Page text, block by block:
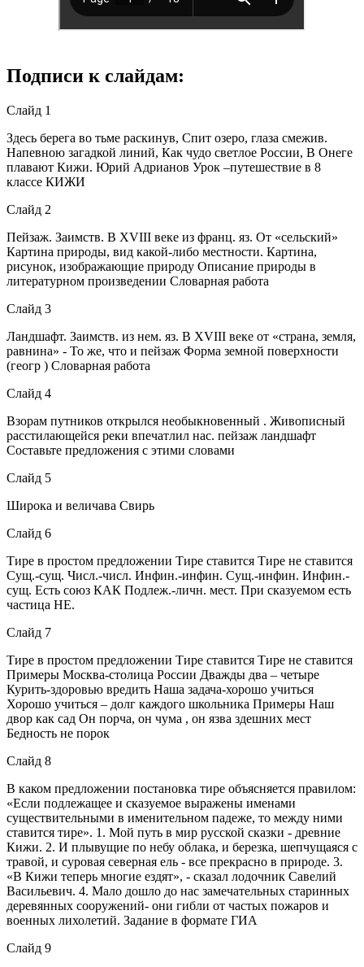
Подписи к слайдам:
Слайд 1
Здесь берега во тьме раскинув, Спит озеро, глаза смежив.
Напевною загадкой линий, Как чудо светлое России, В Онеге
плавают Кижи. Юрий Адрианов Урок –путешествие в 8
классе КИЖИ
Слайд 2
Пейзаж. Заимств. В XVIII веке из франц. яз. От «сельский»
Картина природы, вид какой-либо местности. Картина,
рисунок, изображающие природу Описание природы в
литературном произведении Словарная работа
Слайд 3
Ландшафт. Заимств. из нем. яз. В XVIII веке от «страна, земля,
равнина» - То же, что и пейзаж Форма земной поверхности
(геогр ) Словарная работа
Слайд 4
Взорам путников открылся необыкновенный . Живописный
расстилающейся реки впечатлил нас. пейзаж ландшафт
Составьте предложения с этими словами
Слайд 5
Широка и величава Свирь
Слайд 6
Тире в простом предложении Тире ставится Тире не ставится
Сущ.-сущ. Числ.-числ. Инфин.-инфин. Сущ.-инфин. Инфин.-
сущ. Есть союз КАК Подлеж.-личн. мест. При сказуемом есть
частица НЕ.
Слайд 7
Тире в простом предложении Тире ставится Тире не ставится
Примеры Москва-столица России Дважды два – четыре
Курить-здоровью вредить Наша задача-хорошо учиться
Хорошо учиться – долг каждого школьника Примеры Наш
двор как сад Он порча, он чума , он язва здешних мест
Бедность не порок
Слайд 8
В каком предложении постановка тире объясняется правилом:
«Если подлежащее и сказуемое выражены именами
существительными в именительном падеже, то между ними
ставится тире». 1. Мой путь в мир русской сказки - древние
Кижи. 2. И плывущие по небу облака, и березка, шепчущаяся с
травой, и суровая северная ель - все прекрасно в природе. 3.
«В Кижи теперь многие ездят», - сказал лодочник Савелий
Васильевич. 4. Мало дошло до нас замечательных старинных
деревянных сооружений- они гибли от частых пожаров и
военных лихолетий. Задание в формате ГИА
Слайд 9